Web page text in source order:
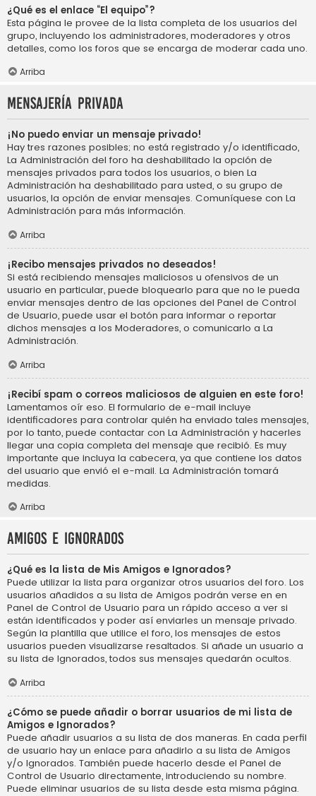
¿Qué es el enlace “El equipo”?
Esta página le provee de la lista completa de los usuarios del
grupo, incluyendo los administradores, moderadores y otros
detalles, como los foros que se encarga de moderar cada uno.
Arriba
Mensajería privada
¡No puedo enviar un mensaje privado!
Hay tres razones posibles; no está registrado y/o identificado,
La Administración del foro ha deshabilitado la opción de
mensajes privados para todos los usuarios, o bien La
Administración ha deshabilitado para usted, o su grupo de
usuarios, la opción de enviar mensajes. Comuníquese con La
Administración para más información.
Arriba
¡Recibo mensajes privados no deseados!
Si está recibiendo mensajes maliciosos u ofensivos de un
usuario en particular, puede bloquearlo para que no le pueda
enviar mensajes dentro de las opciones del Panel de Control
de Usuario, puede usar el botón para informar o reportar
dichos mensajes a los Moderadores, o comunicarlo a La
Administración.
Arriba
¡Recibí spam o correos maliciosos de alguien en este foro!
Lamentamos oír eso. El formulario de e-mail incluye
identificadores para controlar quién ha enviado tales mensajes,
por lo tanto, puede contactar con La Administración y hacerles
llegar una copia completa del mensaje que recibió. Es muy
importante que incluya la cabecera, ya que contiene los datos
del usuario que envió el e-mail. La Administración tomará
medidas.
Arriba
Amigos e Ignorados
¿Qué es la lista de Mis Amigos e Ignorados?
Puede utilizar la lista para organizar otros usuarios del foro. Los
usuarios añadidos a su lista de Amigos podrán verse en en
Panel de Control de Usuario para un rápido acceso a ver si
están identificados y poder así enviarles un mensaje privado.
Según la plantilla que utilice el foro, los mensajes de estos
usuarios pueden visualizarse resaltados. Si añade un usuario a
su lista de Ignorados, todos sus mensajes quedarán ocultos.
Arriba
¿Cómo se puede añadir o borrar usuarios de mi lista de
Amigos e Ignorados?
Puede añadir usuarios a su lista de dos maneras. En cada perfil
de usuario hay un enlace para añadirlo a su lista de Amigos
y/o Ignorados. También puede hacerlo desde el Panel de
Control de Usuario directamente, introduciendo su nombre.
Puede eliminar usuarios de su lista desde esta misma página.